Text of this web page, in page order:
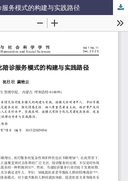
务模式的构建与实践路径